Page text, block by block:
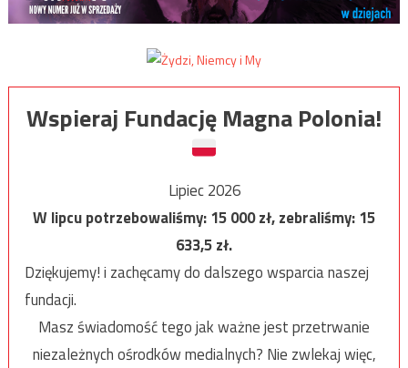
Wspieraj Fundację Magna Polonia!
Lipiec 2026
W lipcu potrzebowaliśmy:15 000zł, zebraliśmy:15
633,5zł.
Dziękujemy! i zachęcamy do dalszego wsparcia naszej
fundacji.
Masz świadomość tego jak ważne jest przetrwanie
niezależnych ośrodków medialnych? Nie zwlekaj więc,